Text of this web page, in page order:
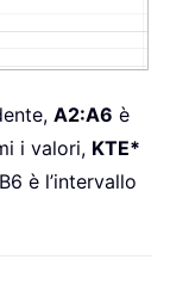
A2:A6 è
i valori, KTE*
è l’intervallo